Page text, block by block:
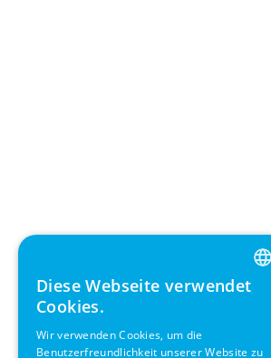
ENGLISH
SWEDISH
Diese Webseite verwendet
Cookies.
Wir verwenden Cookies, um die
Benutzerfreundlichkeit unserer Website zu